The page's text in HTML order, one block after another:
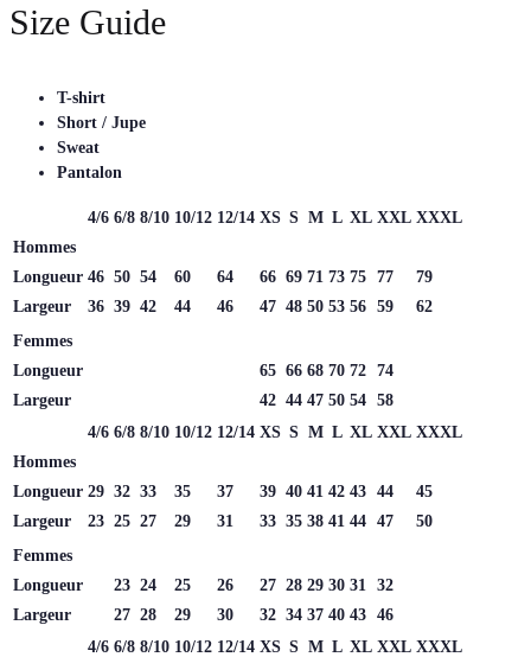
Size Guide
T-shirt
Short / Jupe
Sweat
Pantalon
4/6 6/8 8/10 10/12 12/14 XS S M L XL XXL XXXL
Hommes
Longueur 46 50 54 60 64 66 69 71 73 75 77
79
Largeur
36 39 42 44 46 47 48 50 53 56 59
62
Femmes
Longueur
65 66 68 70 72 74
Largeur
42 44 47 50 54 58
4/6 6/8 8/10 10/12 12/14 XS S M L XL XXL XXXL
Hommes
Longueur 29 32 33 35 37 39 40 41 42 43 44
45
Largeur
23 25 27 29 31 33 35 38 41 44 47
50
Femmes
Longueur
23 24 25 26 27 28 29 30 31
32
Largeur
27 28 29 30 32 34 37 40 43 46
4/6 6/8 8/10 10/12 12/14 XS S M L XL XXL XXXL